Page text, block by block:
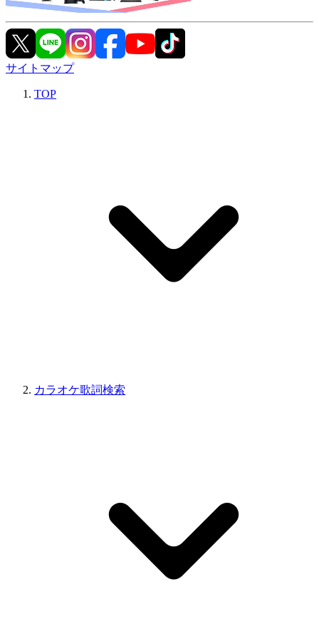
サイトマップ
TOP
カラオケ歌詞検索